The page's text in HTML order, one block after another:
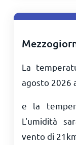
La
agosto 2026
e la
L'umidità
vento di 21